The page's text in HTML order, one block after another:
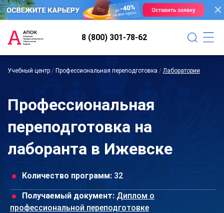
8 (800) 301-78-62
Учебный центр / Профессиональная переподготовка / Лаборатории
Профессиональная
переподготовка на
лаборанта в Ижевске
Количество программ: 32
Получаемый документ: Диплом о
профессиональной переподготовке